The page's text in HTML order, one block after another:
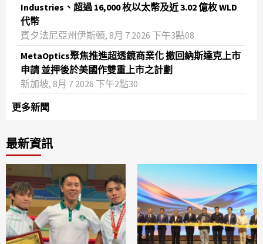
Industries、超過 16,000 枚以太幣及近 3.02 億枚 WLD
代幣
賓夕法尼亞州伊斯頓, 8月 7 2026 下午3點08
MetaOptics聚焦推進超透鏡商業化 撤回納斯達克上市
申請 並押後於美國作雙重上市之計劃
新加坡, 8月 7 2026 下午2點30
更多新聞
最新資訊